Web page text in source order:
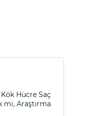
Hücre Saç
mi, Araştırma